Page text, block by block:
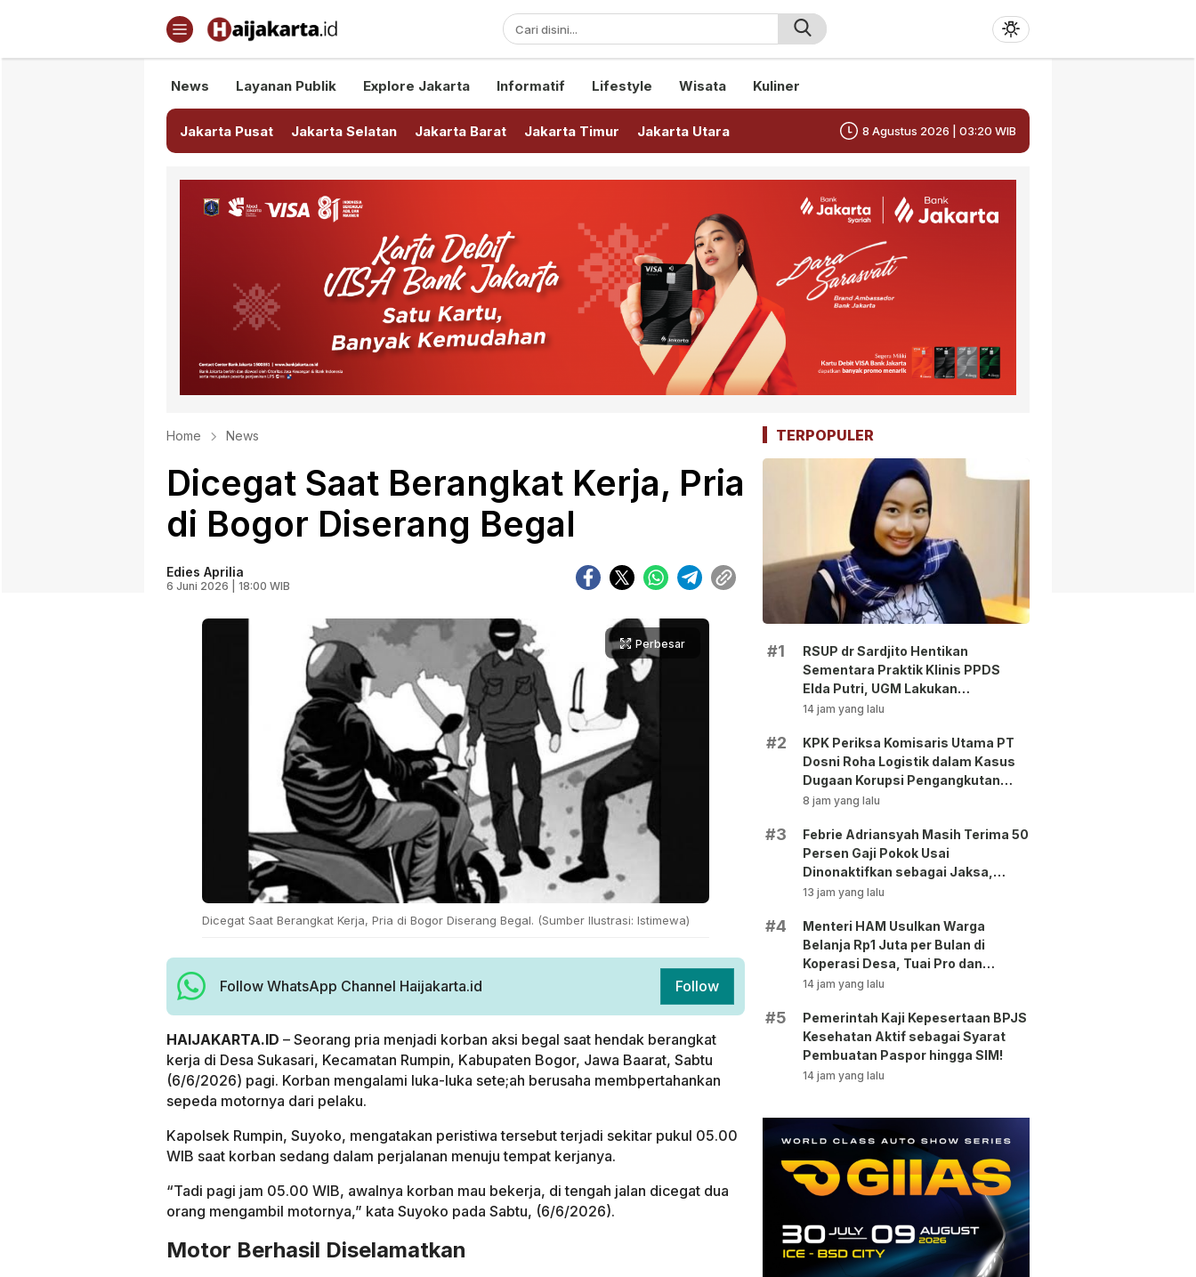
Haijakarta.id
Semua Tentang Jakarta Ada Disini!
News Layanan Publik Explore Jakarta Informatif Lifestyle Wisata Kuliner
Jakarta Pusat Jakarta Selatan Jakarta Barat Jakarta Timur Jakarta Utara 8 Agustus 2026 | 03:20 WIB
Home News
Dicegat Saat Berangkat Kerja, Pria
di Bogor Diserang Begal
Edies Aprilia
6 Juni 2026 | 18:00 WIB
Perbesar
Dicegat Saat Berangkat Kerja, Pria di Bogor Diserang Begal. (Sumber Ilustrasi: Istimewa)
Follow WhatsApp Channel Haijakarta.id Follow
HAIJAKARTA.ID – Seorang pria menjadi korban aksi begal saat hendak berangkat
kerja di Desa Sukasari, Kecamatan Rumpin, Kabupaten Bogor, Jawa Baarat, Sabtu
(6/6/2026) pagi. Korban mengalami luka-luka sete;ah berusaha membpertahankan
sepeda motornya dari pelaku.
Kapolsek Rumpin, Suyoko, mengatakan peristiwa tersebut terjadi sekitar pukul 05.00
WIB saat korban sedang dalam perjalanan menuju tempat kerjanya.
“Tadi pagi jam 05.00 WIB, awalnya korban mau bekerja, di tengah jalan dicegat dua
orang mengambil motornya,” kata Suyoko pada Sabtu, (6/6/2026).
Motor Berhasil Diselamatkan
TERPOPULER
#1
RSUP dr Sardjito Hentikan
Sementara Praktik Klinis PPDS
Elda Putri, UGM Lakukan
Investigasi!
14 jam yang lalu
#2
KPK Periksa Komisaris Utama PT
Dosni Roha Logistik dalam Kasus
Dugaan Korupsi Pengangkutan
Bansos!
8 jam yang lalu
#3
Febrie Adriansyah Masih Terima 50
Persen Gaji Pokok Usai
Dinonaktifkan sebagai Jaksa,
Tunjangan ASN Dihentikan!
13 jam yang lalu
#4
Menteri HAM Usulkan Warga
Belanja Rp1 Juta per Bulan di
Koperasi Desa, Tuai Pro dan
Kontra!
14 jam yang lalu
#5
Pemerintah Kaji Kepesertaan BPJS
Kesehatan Aktif sebagai Syarat
Pembuatan Paspor hingga SIM!
14 jam yang lalu